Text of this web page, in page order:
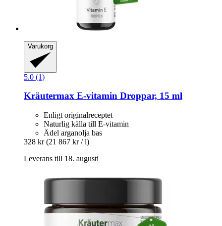
Varukorg
5.0 (1)
Kräutermax E-​vitamin Droppar, 15 ml
Enligt originalreceptet
Naturlig källa till E-vitamin
Ädel arganolja bas
328 kr (21 867 kr / l)
Leverans till 18. augusti